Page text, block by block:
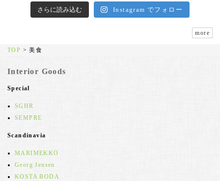
さらに読み込む Instagram でフォロー
more
TOP >美食
Interior Goods
Special
SGHR
SEMPRE
Scandinavia
MARIMEKKO
Georg Jensen
KOSTA BODA